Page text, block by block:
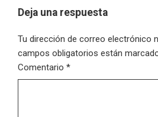
Deja una respuesta
Tu dirección de correo electrónico
campos obligatorios están
Comentario *